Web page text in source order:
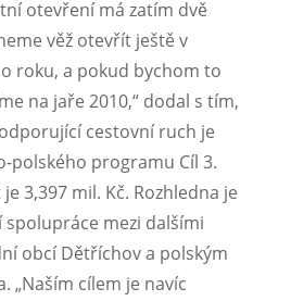
otevření má zatím dvě
věž otevřít ještě v
roku, a pokud bychom to
na jaře 2010,“ dodal s tím,
cestovní ruch je
polského programu Cíl 3.
3,397 mil. Kč. Rozhledna je
mezi dalšími
obcí Dětříchov a polským
„Naším cílem je navíc